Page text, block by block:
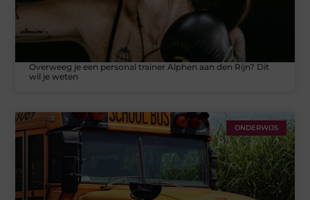
Overweeg je een personal trainer Alphen aan den Rijn? Dit
wil je weten
ONDERWIJS